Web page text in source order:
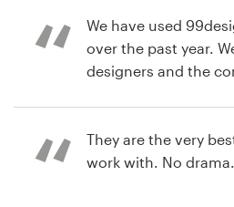
We have used
over the past year. We find great
designers and the
using 99designs
They are the very
work with. No drama.
Diseño de páginas web
Guía de la marca